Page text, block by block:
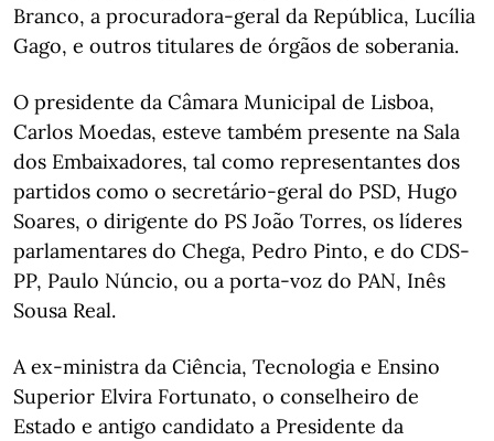
Branco, a procuradora-geral da República, Lucília
Gago, e outros titulares de órgãos de soberania.
O presidente da Câmara Municipal de Lisboa,
Carlos Moedas, esteve também presente na Sala
dos Embaixadores, tal como representantes dos
partidos como o secretário-geral do PSD, Hugo
Soares, o dirigente do PS João Torres, os líderes
parlamentares do Chega, Pedro Pinto, e do CDS-
PP, Paulo Núncio, ou a porta-voz do PAN, Inês
Sousa Real.
A ex-ministra da Ciência, Tecnologia e Ensino
Superior Elvira Fortunato, o conselheiro de
Estado e antigo candidato a Presidente da